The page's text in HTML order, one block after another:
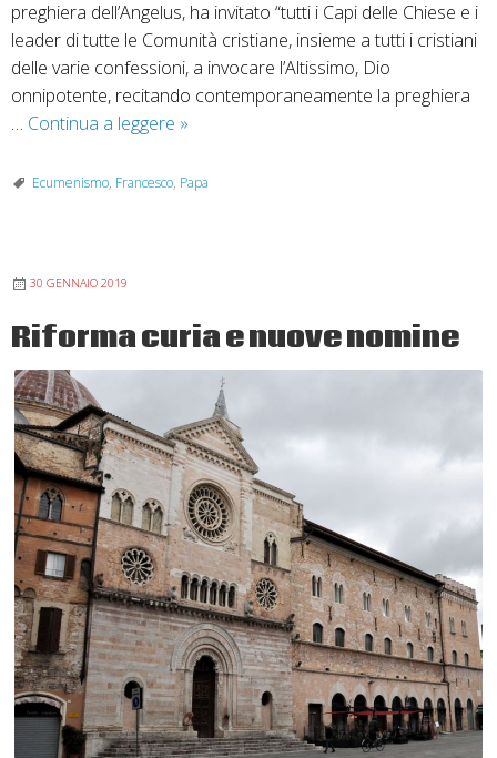
preghiera dell’Angelus, ha invitato “tutti i Capi delle Chiese e i
leader di tutte le Comunità cristiane, insieme a tutti i cristiani
delle varie confessioni, a invocare l’Altissimo, Dio
onnipotente, recitando contemporaneamente la preghiera
… Continua a leggere Preghiamo
Padre
»
Ecumenismo, Francesco, Papa
30 GENNAIO 2019
Riforma curia e nuove nomine